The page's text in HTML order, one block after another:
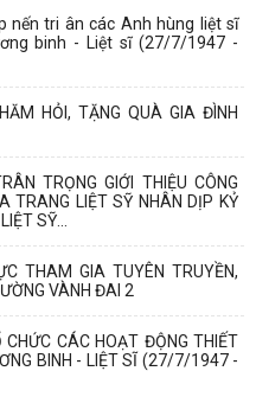
nến tri ân các Anh hùng liệt sĩ
binh - Liệt sĩ (27/7/1947 -
HỎI, TẶNG QUÀ GIA ĐÌNH
TRỌNG GIỚI THIỆU CÔNG
TRANG LIỆT SỸ NHÂN DỊP KỶ
SỸ...
THAM GIA TUYÊN TRUYỀN,
VÀNH ĐAI 2
CHỨC CÁC HOẠT ĐỘNG THIẾT
BINH - LIỆT SĨ (27/7/1947 -